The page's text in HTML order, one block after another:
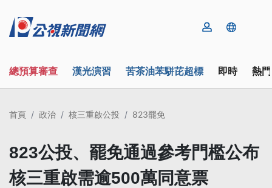
總預算審查 漢光演習 苦茶油苯駢芘超標 即時 熱
首頁 政治 核三重啟公投 823罷免
823公投、罷免通過參考門檻公布
核三重啟需逾500萬同意票